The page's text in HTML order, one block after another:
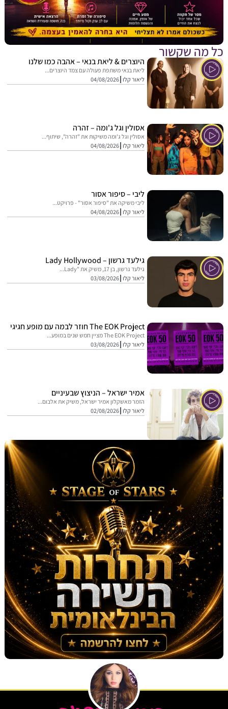
שקשור
היוצרים & ליאת בנאי – אהבה כמו שלנו
ליאת בנאי משתפת פעולה עם צמד היוצרים...
ליאור קלו 04/08/2026
אסולין וגל ג'ומה – זהרה
אסולין וגל ג'ומה משיקות את "זהרה", שיתוף...
ליאור קלו 04/08/2026
ליבי – סיפור אסור
ליבי משיקה את "סיפור אסור" - פרויקט...
ליאור קלו 04/08/2026
גילעד גרשון – Lady Hollywood
גילעד גרשון, בן 17, משיק את "Lady...
ליאור קלו 03/08/2026
The EOK Project חוזר לבמה עם מופע חגיגי
The EOK Project מציין חמש שנים במופע...
ליאור קלו 03/08/2026
אמיר ישראל – הניצוץ שבעיניים
הזמר מאשקלון אמיר ישראל, משיק את אלבום...
ליאור קלו 02/08/2026